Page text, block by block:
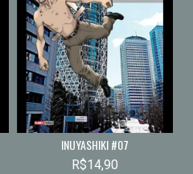
INUYASHIKI #07
R$14,90